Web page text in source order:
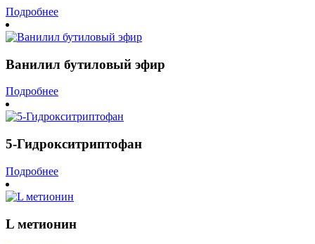
Подробнее
Ванилил бутиловый эфир
Подробнее
5-Гидрокситриптофан
Подробнее
L метионин